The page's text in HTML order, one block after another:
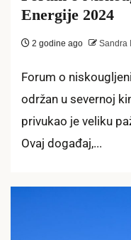
Energije 2024
2 godine ago Sandra
Forum o
održan u severnoj
privukao je veliku
Ovaj događaj,...